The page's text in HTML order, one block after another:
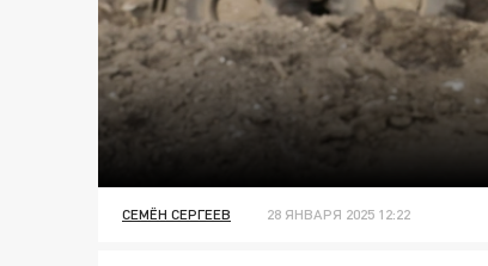
СЕМЁН СЕРГЕЕВ 28 ЯНВАРЯ 2025 12:22